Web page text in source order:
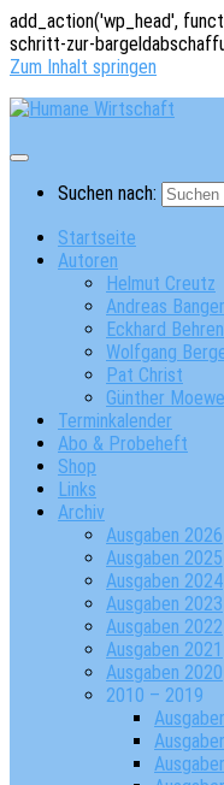
add_action('wp_head',
schritt-zur-
Zum Inhalt springen
Suchen nach:
Startseite
Autoren
Helmut Creutz
Andreas
Eckhard
Wolfgang
Pat Christ
Günther
Terminkalender
Abo & Probeheft
Shop
Links
Archiv
Ausgaben 2026
Ausgaben 2025
Ausgaben 2024
Ausgaben 2023
Ausgaben 2022
Ausgaben 2021
Ausgaben 2020
2010 – 2019